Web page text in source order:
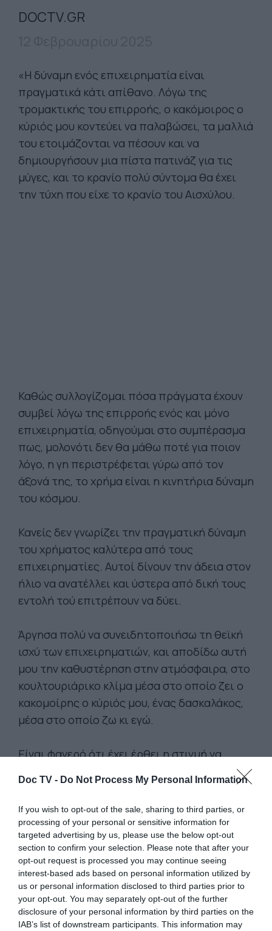
Doc TV - Do Not Process My Personal Information
If you wish to opt-out of the sale, sharing to third parties, or
processing of your personal or sensitive information for
targeted advertising by us, please use the below opt-out
section to confirm your selection. Please note that after your
opt-out request is processed you may continue seeing
interest-based ads based on personal information utilized by
us or personal information disclosed to third parties prior to
your opt-out. You may separately opt-out of the further
disclosure of your personal information by third parties on the
IAB’s list of downstream participants. This information may
DOCTV.GR
«Η δύναμη ενός επιχειρηματία είναι
πραγματικά κάτι απίθανο. Λόγω της
τρομακτικής του επιρροής, ο κακόμοιρος ο
κύριός μου κοντεύει να παλαβώσει, τα μαλλιά
του ετοιμάζονται να πέσουν και να
δημιουργήσουν μια πίστα πατινάζ για τις
μύγες, και το κρανίο πολύ σύντομα θα έχει
την τύχη που είχε το κρανίο του Αισχύλου.
Καθώς συλλογίζομαι πόσα πράγματα έχουν
συμβεί λόγω της επιρροής ενός και μόνο
επιχειρηματία, οδηγούμαι στο συμπέρασμα
πως, μολονότι δεν θα μάθω ποτέ για ποιον
λόγο, η γη περιστρέφεται γύρω από τον
άξονά της, το χρήμα είναι η κινητήρια δύναμη
του κόσμου.
Κανείς δεν γνωρίζει την πραγματική δύναμη
του χρήματος καλύτερα από τους
επιχειρηματίες. Αυτοί δίνουν την άδεια στον
ήλιο να ανατέλλει και ύστερα από δική τους
εντολή τού επιτρέπουν να δύει.
Άργησα πολύ να συνειδητοποιήσω τη θεϊκή
ισχύ των επιχειρηματιών, και αποδίδω αυτή
μου την καθυστέρηση στην ατμόσφαιρα, στο
κουλτουριάρικο κλίμα μέσα στο οποίο ζει ο
κακομοίρης ο κύριός μου, ένας δασκαλάκος,
μέσα στο οποίο ζω κι εγώ.
Είναι φανερό ότι έχει έρθει η στιγμή να
ξυπνήσει από την πλάνη του ο αχυρόμυαλος
ο κύριός μου και να αναγνωρίσει την
πραγματικότητα αυτού του κόσμου. Εάν
εξακολουθήσει να συμπεριφέρεται με τον
ίδιο τρόπο μπορεί να είναι πλέον επικίνδυνο,
επικίνδυνο, ακόμα και για τη μίζερη, βαρετή,
δυσπεπτική του ζωή την οποία τόσο
απελπισμένα προσπαθεί να διαφυλάξει.
Ορισμένοι από τους αναγνώστες μου ίσως